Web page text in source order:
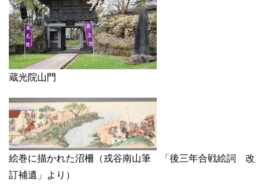
蔵光院山門
絵巻に描かれた沼柵（戎谷南山筆 「後三年合戦絵詞 改
訂補遺」より）